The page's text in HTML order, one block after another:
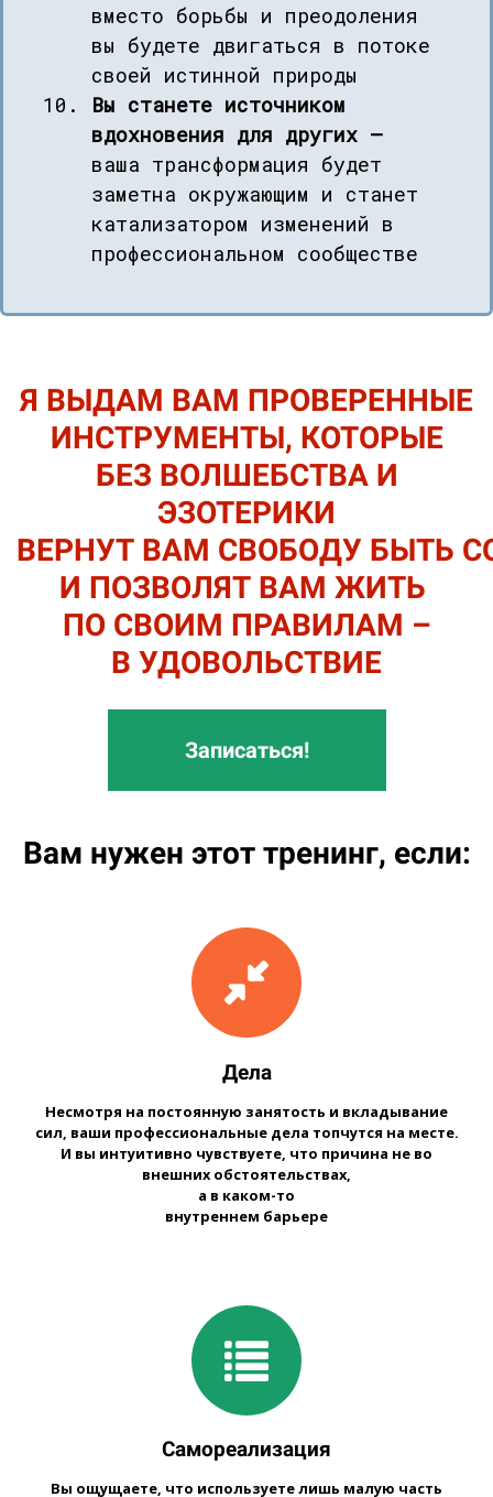
вместо борьбы и преодоления
вы будете двигаться в потоке
своей истинной природы
Вы станете источником
вдохновения для других —
ваша трансформация будет
заметна окружающим и станет
катализатором изменений в
профессиональном сообществе
Я ВЫДАМ ВАМ ПРОВЕРЕННЫЕ
ИНСТРУМЕНТЫ, КОТОРЫЕ
БЕЗ ВОЛШЕБСТВА И
ЭЗОТЕРИКИ
ВЕРНУТ ВАМ СВОБОДУ БЫТЬ
И ПОЗВОЛЯТ ВАМ ЖИТЬ
ПО СВОИМ ПРАВИЛАМ –
В УДОВОЛЬСТВИЕ
Записаться!
Вам нужен этот тренинг, если:
Дела
Несмотря на постоянную занятость и вкладывание
сил, ваши профессиональные дела топчутся на месте.
И вы интуитивно чувствуете, что причина не во
внешних обстоятельствах,
а в каком-то
внутреннем барьере
Самореализация
Вы ощущаете, что используете лишь малую часть